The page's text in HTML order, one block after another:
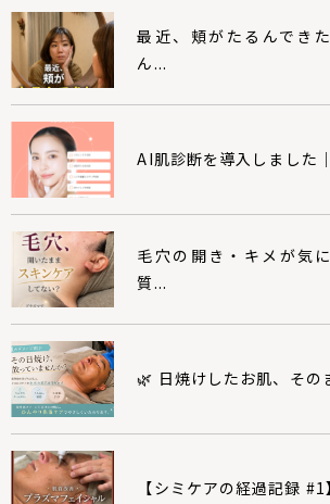
最近、頬がたるんでき
ん...
AI肌診断を導入しました
毛穴の開き・キメが気
質...
🌿 日焼けしたお肌、その
【シミケアの経過記録